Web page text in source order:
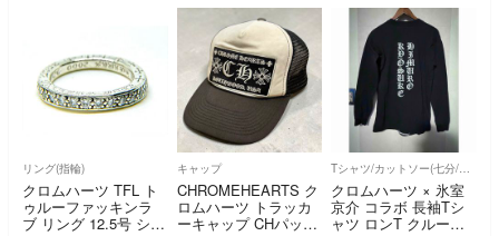
リング(指輪)
クロムハーツ TFL ト
ゥルーファッキンラ
ブ リング 12.5号 シル
キャップ
CHROMEHEARTS ク
ロムハーツ トラッカ
ーキャップ CHパッ
Tシャツ/カットソー(七分/長袖)
クロムハーツ × 氷室
京介 コラボ 長袖Tシ
ャツ ロンT クルーネ